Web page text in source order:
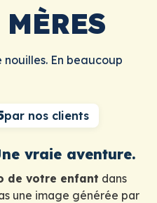
En beaucoup
par nos clients
vraie aventure.
de votre enfant dans
une image générée par